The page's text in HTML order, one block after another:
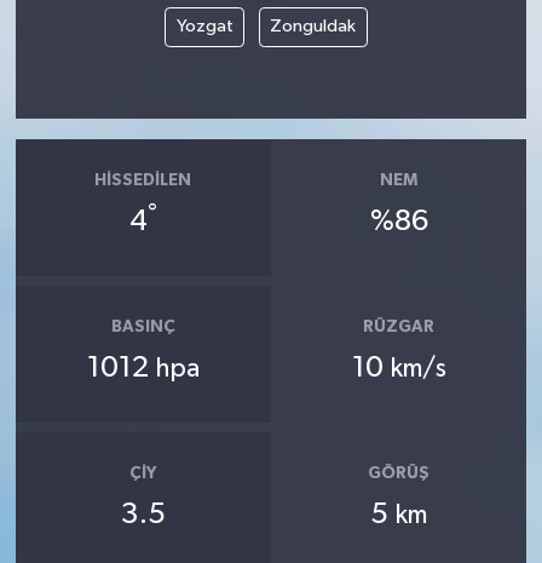
Yozgat Zonguldak
HISSEDILEN
4°
NEM
%86
BASINÇ
1012 hpa
RÜZGAR
10 km/s
ÇIY
3.5
GÖRÜŞ
5 km